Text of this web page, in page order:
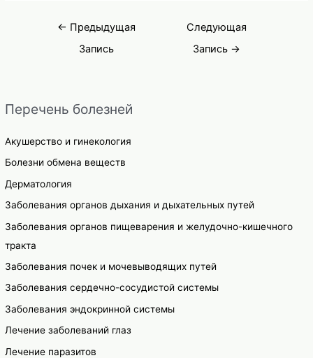
Перечень болезней
Акушерство и гинекология
Болезни обмена веществ
Дерматология
Заболевания органов дыхания и дыхательных путей
Заболевания органов пищеварения и желудочно-кишечного
тракта
Заболевания почек и мочевыводящих путей
Заболевания сердечно-сосудистой системы
Заболевания эндокринной системы
Лечение заболеваний глаз
Лечение паразитов
Навигация
← Предыдущая
Запись
Следующая
Запись →